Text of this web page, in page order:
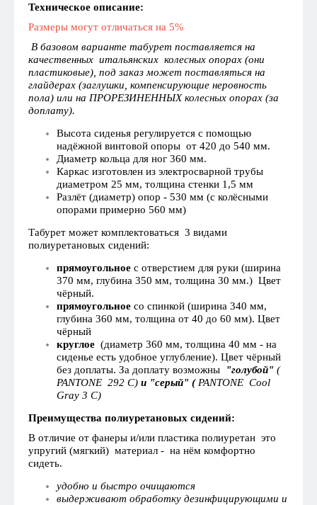
Техническое описание:
Размеры могут отличаться на 5%
В базовом варианте табурет поставляется на
качественных итальянских колесных опорах (они
пластиковые), под заказ может поставляться на
глайдерах (заглушки, компенсирующие неровность
пола) или на ПРОРЕЗИНЕННЫХ колесных опорах (за
доплату).
Высота сиденья регулируется с помощью
надёжной винтовой опоры от 420 до 540 мм.
Диаметр кольца для ног 360 мм.
Каркас изготовлен из электросварной трубы
диаметром 25 мм, толщина стенки 1,5 мм
Разлёт (диаметр) опор - 530 мм (с колёсными
опорами примерно 560 мм)
Табурет может комплектоваться 3 видами
полиуретановых сидений:
прямоугольное с отверстием для руки (ширина
370 мм, глубина 350 мм, толщина 30 мм.) Цвет
чёрный.
прямоугольное со спинкой (ширина 340 мм,
глубина 360 мм, толщина от 40 до 60 мм). Цвет
чёрный
круглое (диаметр 360 мм, толщина 40 мм - на
сиденье есть удобное углубление). Цвет чёрный
без доплаты. За доплату возможны
"голубой" (
PANTONE 292 C) и "серый" ( PANTONE Cool
Gray 3 C)
Преимущества полиуретановых сидений:
В отличие от фанеры и/или пластика полиуретан это
упругий (мягкий) материал - на нём комфортно
сидеть.
удобно и быстро очищаются
выдерживают обработку дезинфицирующими и